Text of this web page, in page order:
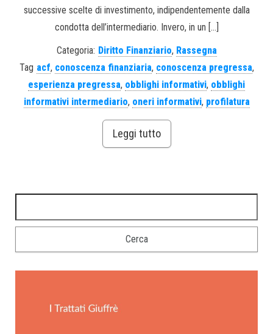
successive scelte di investimento, indipendentemente dalla
condotta dell’intermediario. Invero, in un […]
Categoria: Diritto Finanziario, Rassegna
Tag acf, conoscenza finanziaria, conoscenza pregressa,
esperienza pregressa, obblighi informativi, obblighi
informativi intermediario, oneri informativi, profilatura
Leggi tutto